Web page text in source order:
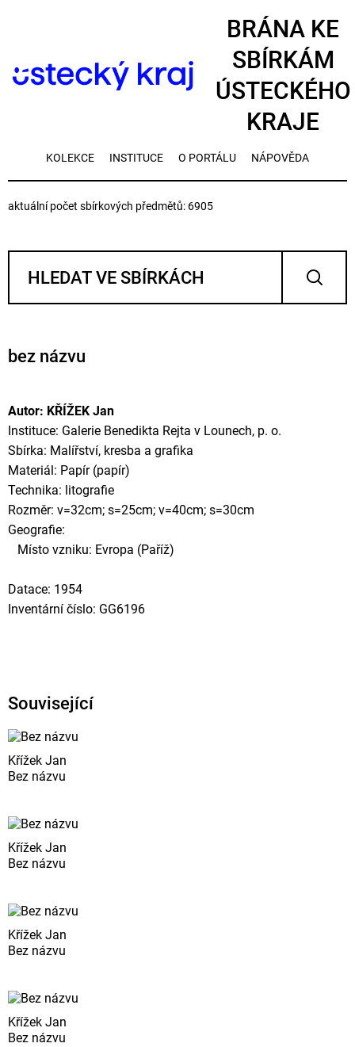
BRÁNA KE
SBÍRKÁM
ÚSTECKÉHO
KRAJE
KOLEKCE INSTITUCE O PORTÁLU NÁPOVĚDA
aktuální počet sbírkových předmětů: 6905
bez názvu
Autor: KŘÍŽEK Jan
Instituce: Galerie Benedikta Rejta v Lounech, p. o.
Sbírka: Malířství, kresba a grafika
Materiál: Papír (papír)
Technika: litografie
Rozměr: v=32cm; s=25cm; v=40cm; s=30cm
Geografie:
Místo vzniku: Evropa (Paříž)
Datace: 1954
Inventární číslo: GG6196
Související
Křížek Jan
Bez názvu
Křížek Jan
Bez názvu
Křížek Jan
Bez názvu
Křížek Jan
Bez názvu